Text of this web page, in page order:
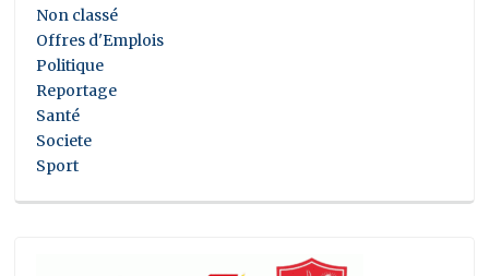
Non classé
Offres d'Emplois
Politique
Reportage
Santé
Societe
Sport